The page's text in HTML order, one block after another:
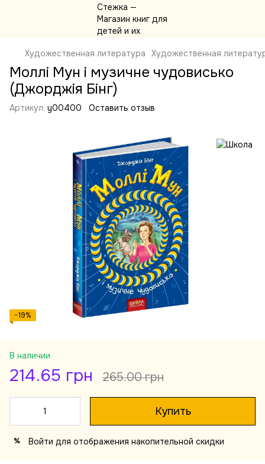
Художественная литература Художественная
Моллі Мун і музичне чудовисько
(Джорджія Бінг)
Артикул: y00400 Оставить отзыв
−19%
В наличии
214.65 грн 265.00 грн
Купить
% Войти для отображения накопительной скидки